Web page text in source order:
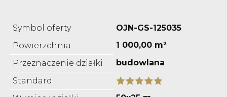
Symbol oferty
OJN-GS-125035
Powierzchnia
1 000,00 m²
Przeznaczenie działki
budowlana
Standard